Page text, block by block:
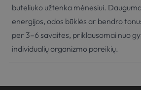
buteliuko užtenka mėnesiui.
energijos, odos būklės ar bendro
per 3–6 savaites, priklausomai nuo
individualių organizmo poreikių.